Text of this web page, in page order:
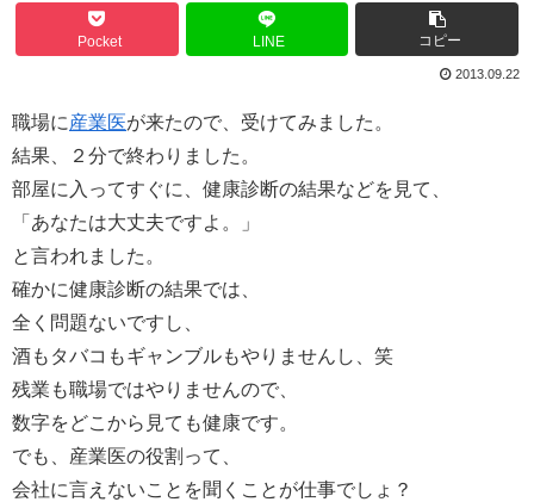
Pocket LINE コピー
2013.09.22
職場に産業医が来たので、受けてみました。
結果、２分で終わりました。
部屋に入ってすぐに、健康診断の結果などを見て、
「あなたは大丈夫ですよ。」
と言われました。
確かに健康診断の結果では、
全く問題ないですし、
酒もタバコもギャンブルもやりませんし、笑
残業も職場ではやりませんので、
数字をどこから見ても健康です。
でも、産業医の役割って、
会社に言えないことを聞くことが仕事でしょ？